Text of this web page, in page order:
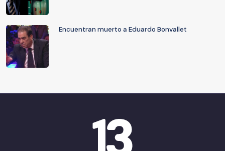
Encuentran muerto a Eduardo Bonvallet